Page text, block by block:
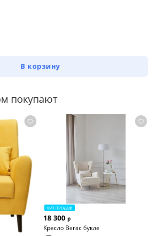
В корзину
покупают
ХИТ ПРОДАЖ
18 300 р
Кресло Вегас букле